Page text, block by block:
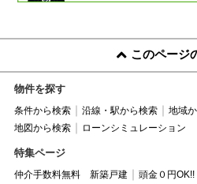
このページ
物件を探す
条件から検索 沿線・駅から検索 地域
地図から検索
ローンシミュレーション
特集ページ
仲介手数料無料 新築戸建 頭金０円